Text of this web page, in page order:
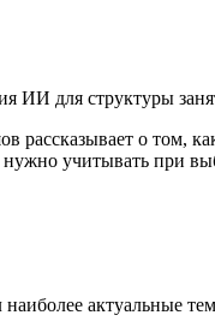
ИИ для структуры
рассказывает о том,
нужно учитывать при
актуальные